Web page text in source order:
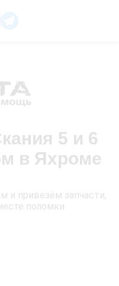
5 и 6
в Яхроме
и привезём запчасти,
поломки